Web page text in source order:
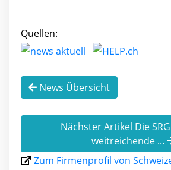
Quellen:
News Übersicht
Nächster Artikel Die
weitreichende ...
Zum Firmenprofil von